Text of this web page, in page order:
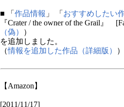
■ 「 作品情報 」 「 おすすめしたい
『Crater / the owner of the Grail』
（偽）
）
を追加しました。
（情報を追加した作品（詳細版） ）
【Amazon】
[2011/11/17]